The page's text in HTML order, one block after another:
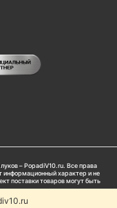
– PopadiV10.ru. Все права
характер и не
поставки товаров могут быть